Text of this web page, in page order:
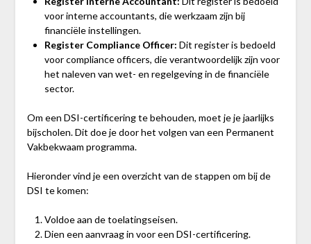
voor interne accountants, die werkzaam zijn bij
financiële instellingen.
Register Compliance Officer: Dit register is bedoeld
voor compliance officers, die verantwoordelijk zijn voor
het naleven van wet- en regelgeving in de financiële
sector.
Om een DSI-certificering te behouden, moet je je jaarlijks
bijscholen. Dit doe je door het volgen van een Permanent
Vakbekwaam programma.
Hieronder vind je een overzicht van de stappen om bij de
DSI te komen:
Voldoe aan de toelatingseisen.
Dien een aanvraag in voor een DSI-certificering.